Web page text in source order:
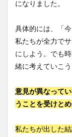
になりました。
具体的には、「
私たちが全力で
にしよう。でも
緒に考えていこ
意見が異なって
うことを受けと
私たちが出した